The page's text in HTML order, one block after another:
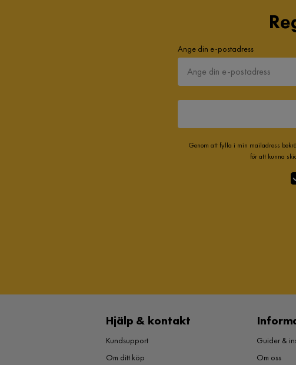
Ange din e-postadress
Genom att fylla i min mailadress
för att kunna
Hjälp & kontakt
Kundsupport
Om ditt köp
Guider &
Om oss